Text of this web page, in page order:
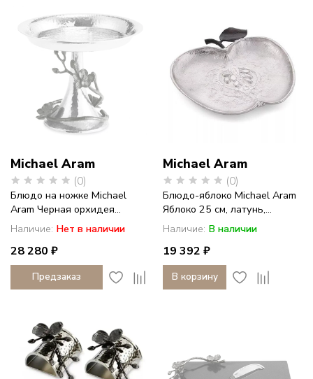
Michael Aram
(0)
Блюдо на ножке Michael
Aram Черная орхидея...
Наличие: Нет в наличии
28 280 ₽
Предзаказ
Michael Aram
(0)
Блюдо-яблоко Michael Aram
Яблоко 25 см, латунь,...
Наличие: В наличии
19 392 ₽
В корзину